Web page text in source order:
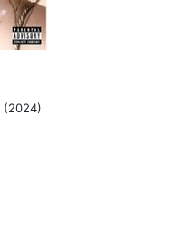
(2024)